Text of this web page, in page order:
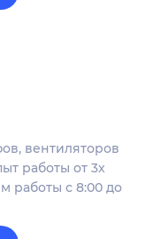
вентиляторов
работы от 3х
работы с 8:00 до